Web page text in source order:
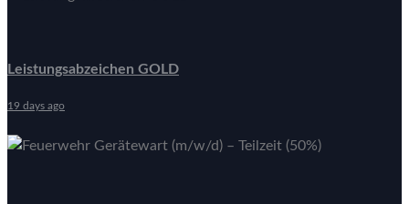
Leistungsabzeichen GOLD
19 days ago